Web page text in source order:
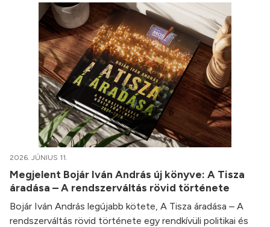
2026. JÚNIUS 11.
Megjelent Bojár Iván András új könyve: A Tisza
áradása – A rendszerváltás rövid története
Bojár Iván András legújabb kötete, A Tisza áradása – A
rendszerváltás rövid története egy rendkívüli politikai és